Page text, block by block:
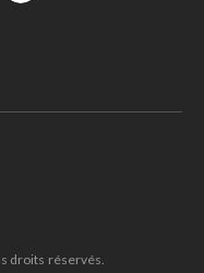
droits réservés.